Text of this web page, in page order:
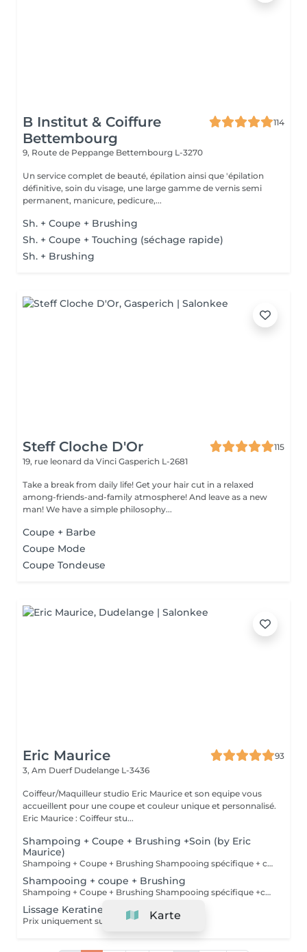
B Institut & Coiffure
Bettembourg
114
9, Route de Peppange Bettembourg L-3270
Un service complet de beauté, épilation ainsi que 'épilation
définitive, soin du visage, une large gamme de vernis semi
permanent, manicure, pedicure,...
Sh. + Coupe + Brushing
Sh. + Coupe + Touching (séchage rapide)
Sh. + Brushing
Steff Cloche D'Or
115
19, rue leonard da Vinci Gasperich L-2681
Take a break from daily life! Get your hair cut in a relaxed
among-friends-and-family atmosphere! And leave as a new
man! We have a simple philosophy...
Coupe + Barbe
Coupe Mode
Coupe Tondeuse
Eric Maurice
93
3, Am Duerf Dudelange L-3436
Coiffeur/Maquilleur studio Eric Maurice et son equipe vous
accueillent pour une coupe et couleur unique et personnalisé.
Eric Maurice : Coiffeur stu...
Shampoing + Coupe + Brushing +Soin (by Eric
Maurice)
Shampoing + Coupe + Brushing Shampooing spécifique + conditionner offert
Shampooing + coupe + Brushing
Shampoing + Coupe + Brushing Shampooing spécifique +conditionner offert
Lissage Keratine
Prix uniquement sur devis. Karte